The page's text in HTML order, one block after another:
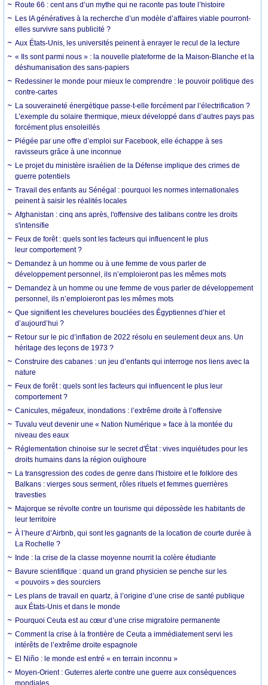
Route 66 : cent ans d’un mythe qui ne raconte pas toute l’histoire
Les IA génératives à la recherche d’un modèle d’affaires viable pourront-
elles survivre sans publicité ?
Aux États-Unis, les universités peinent à enrayer le recul de la lecture
« Ils sont parmi nous » : la nouvelle plateforme de la Maison-Blanche et la
déshumanisation des sans-papiers
Redessiner le monde pour mieux le comprendre : le pouvoir politique des
contre-cartes
La souveraineté énergétique passe-t-elle forcément par l’électrification ?
L’exemple du solaire thermique, mieux développé dans d’autres pays pas
forcément plus ensoleillés
Piégée par une offre d’emploi sur Facebook, elle échappe à ses
ravisseurs grâce à une inconnue
Le projet du ministère israélien de la Défense implique des crimes de
guerre potentiels
Travail des enfants au Sénégal : pourquoi les normes internationales
peinent à saisir les réalités locales
Afghanistan : cinq ans après, l'offensive des talibans contre les droits
s'intensifie
Feux de forêt : quels sont les facteurs qui influencent le plus
leur comportement ?
Demandez à un homme ou à une femme de vous parler de
développement personnel, ils n’emploieront pas les mêmes mots
Demandez à un homme ou une femme de vous parler de développement
personnel, ils n’emploieront pas les mêmes mots
Que signifient les chevelures bouclées des Égyptiennes d’hier et
d’aujourd’hui ?
Retour sur le pic d’inflation de 2022 résolu en seulement deux ans. Un
héritage des leçons de 1973 ?
Construire des cabanes : un jeu d’enfants qui interroge nos liens avec la
nature
Feux de forêt : quels sont les facteurs qui influencent le plus leur
comportement ?
Canicules, mégafeux, inondations : l’extrême droite à l’offensive
Tuvalu veut devenir une « Nation Numérique » face à la montée du
niveau des eaux
Réglementation chinoise sur le secret d'État : vives inquiétudes pour les
droits humains dans la région ouïghoure
La transgression des codes de genre dans l'histoire et le folklore des
Balkans : vierges sous serment, rôles rituels et femmes guerrières
travesties
Majorque se révolte contre un tourisme qui dépossède les habitants de
leur territoire
À l’heure d’Airbnb, qui sont les gagnants de la location de courte durée à
La Rochelle ?
Inde : la crise de la classe moyenne nourrit la colère étudiante
Bavure scientifique : quand un grand physicien se penche sur les
« pouvoirs » des sourciers
Les plans de travail en quartz, à l’origine d’une crise de santé publique
aux États-Unis et dans le monde
Pourquoi Ceuta est au cœur d’une crise migratoire permanente
Comment la crise à la frontière de Ceuta a immédiatement servi les
intérêts de l’extrême droite espagnole
El Niño : le monde est entré « en terrain inconnu »
Moyen-Orient : Guterres alerte contre une guerre aux conséquences
mondiales